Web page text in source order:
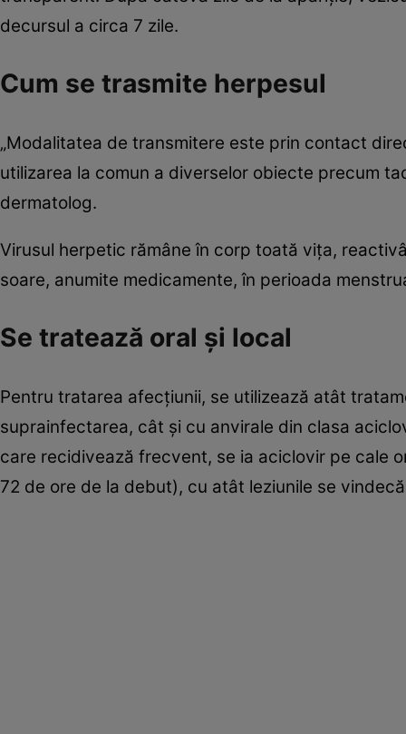
decursul a circa 7 zile.
Cum se trasmite herpesul
„Modalitatea de transmitere este prin contact
utilizarea la comun a diverselor obiecte precum
dermatolog.
Virusul herpetic rămâne în corp toată viţa,
soare, anumite medicamente, în perioada
Se tratează oral şi local
Pentru tratarea afecţiunii, se utilizează atât
suprainfectarea, cât şi cu anvirale din clasa
care recidivează frecvent, se ia aciclovir pe cale
72 de ore de la debut), cu atât leziunile se